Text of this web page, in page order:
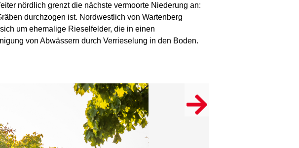
nördlich grenzt die nächste vermoorte Niederung an:
durchzogen ist. Nordwestlich von Wartenberg
um ehemalige Rieselfelder, die in einen
von Abwässern durch Verrieselung in den Boden.